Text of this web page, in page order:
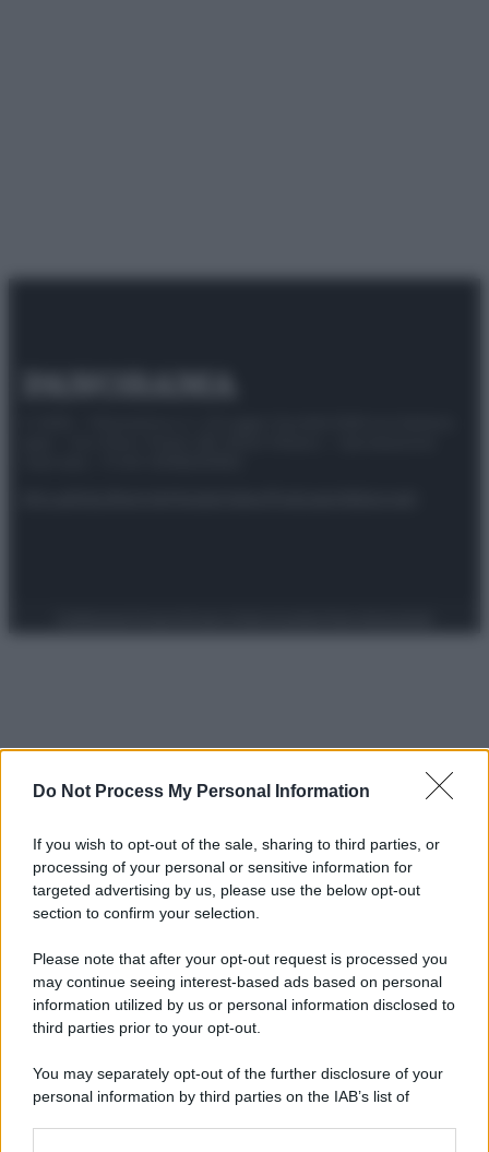
Do Not Process My Personal Information
If you wish to opt-out of the sale, sharing to third parties, or
processing of your personal or sensitive information for
targeted advertising by us, please use the below opt-out
section to confirm your selection.
Please note that after your opt-out request is processed you
may continue seeing interest-based ads based on personal
information utilized by us or personal information disclosed to
third parties prior to your opt-out.
You may separately opt-out of the further disclosure of your
personal information by third parties on the IAB’s list of